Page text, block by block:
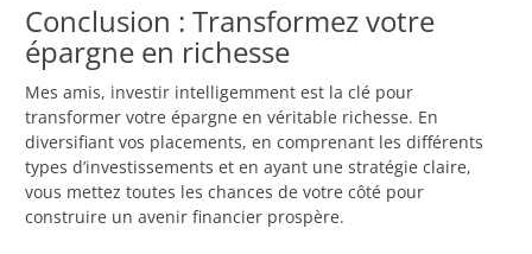
Conclusion : Transformez votre
épargne en richesse
Mes amis, investir intelligemment est la clé pour
transformer votre épargne en véritable richesse. En
diversifiant vos placements, en comprenant les différents
types d’investissements et en ayant une stratégie claire,
vous mettez toutes les chances de votre côté pour
construire un avenir financier prospère.